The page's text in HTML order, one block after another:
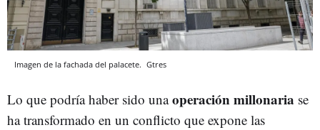
Imagen de la fachada del palacete. Gtres
Lo que podría haber sido unaoperación millonaria se
ha transformado en un conflicto que expone las